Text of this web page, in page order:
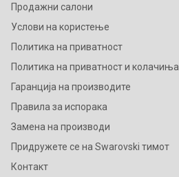
Продажни салони
Услови на користење
Политика на приватност
Политика на приватност и колачиња
Гаранција на производите
Правила за испорака
Замена на производи
Придружете се на Swarovski тимот
Контакт